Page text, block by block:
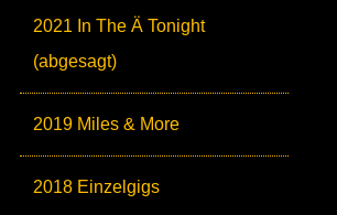
2021 In The Ä Tonight
(abgesagt)
2019 Miles & More
2018 Einzelgigs